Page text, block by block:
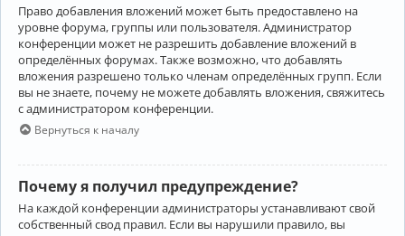
Право добавления вложений может быть предоставлено на
уровне форума, группы или пользователя. Администратор
конференции может не разрешить добавление вложений в
определённых форумах. Также возможно, что добавлять
вложения разрешено только членам определённых групп. Если
вы не знаете, почему не можете добавлять вложения, свяжитесь
с администратором конференции.
Вернуться к началу
Почему я получил предупреждение?
На каждой конференции администраторы устанавливают свой
собственный свод правил. Если вы нарушили правило, вы